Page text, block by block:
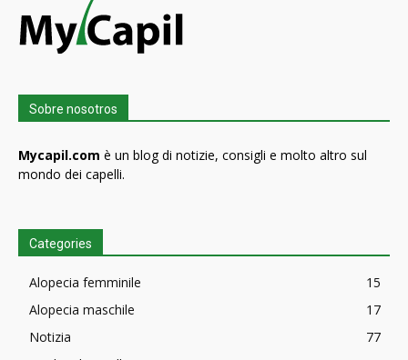
Sobre nosotros
Mycapil.com è un blog di notizie, consigli e molto altro sul
mondo dei capelli.
Categories
Alopecia femminile
15
Alopecia maschile
17
Notizia
77